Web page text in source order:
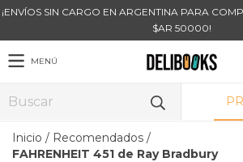
¡ENVÍOS SIN CARGO EN ARGENTINA PARA
$AR 50000!
MENÚ
Inicio / Recomendados /
FAHRENHEIT 451 de Ray Bradbury